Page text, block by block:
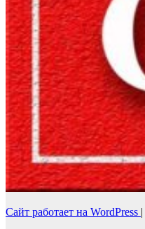
Сайт работает на WordPress |